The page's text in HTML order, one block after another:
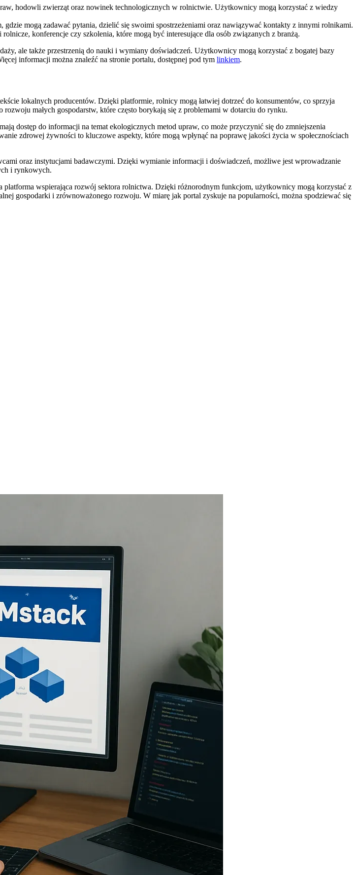
hodowli zwierząt oraz nowinek technologicznych w rolnictwie. Użytkownicy mogą korzystać z wiedzy
mogą zadawać pytania, dzielić się swoimi spostrzeżeniami oraz nawiązywać kontakty z innymi rolnikami.
konferencje czy szkolenia, które mogą być interesujące dla osób związanych z branżą.
ale także przestrzenią do nauki i wymiany doświadczeń. Użytkownicy mogą korzystać z bogatej bazy
informacji można znaleźć na stronie portalu, dostępnej pod tym linkiem.
lokalnych producentów. Dzięki platformie, rolnicy mogą łatwiej dotrzeć do konsumentów, co sprzyja
małych gospodarstw, które często borykają się z problemami w dotarciu do rynku.
dostęp do informacji na temat ekologicznych metod upraw, co może przyczynić się do zmniejszenia
zdrowej żywności to kluczowe aspekty, które mogą wpłynąć na poprawę jakości życia w społecznościach
oraz instytucjami badawczymi. Dzięki wymianie informacji i doświadczeń, możliwe jest wprowadzanie
i rynkowych.
wspierająca rozwój sektora rolnictwa. Dzięki różnorodnym funkcjom, użytkownicy mogą korzystać z
gospodarki i zrównoważonego rozwoju. W miarę jak portal zyskuje na popularności, można spodziewać się